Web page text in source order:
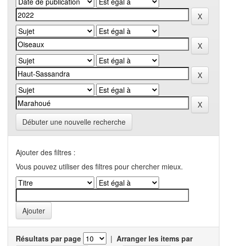
Débuter une nouvelle recherche
Ajouter des filtres :
Vous pouvez utiliser des filtres pour chercher mieux.
Résultats par page | Arranger les items par